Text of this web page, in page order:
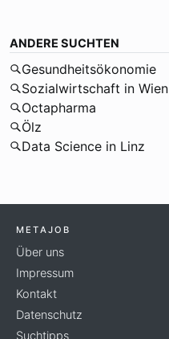
ANDERE SUCHTEN
Gesundheitsökonomie
Sozialwirtschaft in Wien
Octapharma
Ölz
Data Science in Linz
METAJOB
Über uns
Impressum
Kontakt
Datenschutz
Suchtipps